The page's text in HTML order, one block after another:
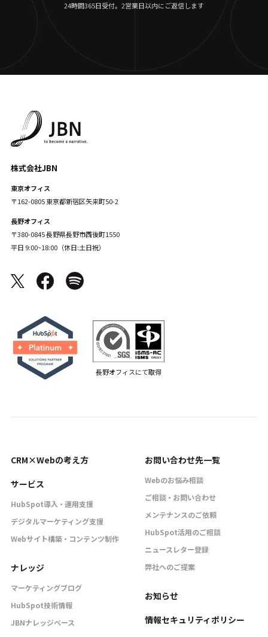
24時間365日受付。2営業日以内にご返信します
株式会社JBN
東京オフィス
〒162-0805 東京都新宿区矢来町50-2
長野オフィス
〒380-0845 長野県長野市西後町1550
平日 9:00~18:00（休日:土日祝）
長野オフィスにて取得
CRM×Webの考え方
サービス
HubSpot導入・運用支援
デジタルマーケティング支援
Webサイト構築・コンテンツ制作
ナレッジ
マーケティングブログ
HubSpot技術情報
JBNナレッジベース
お問い合わせ先一覧
Webのお悩み相談
ご相談・お問い合わせ
メンテナンスのご依頼
HubSpot活用のご相談
ニュースレター登録
弊社へのご提案
お知らせ
情報セキュリティポリシー